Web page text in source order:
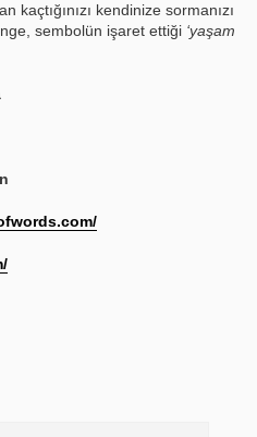
kendinize sormanızı
sembolün işaret ettiği ‘yaşam